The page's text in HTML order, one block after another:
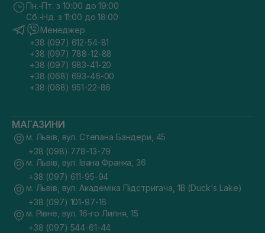
Пн.-Пт. з 10:00 до 19:00
Сб.-Нд. з 11:00 до 18:00
Менеджер
+38 (097) 612-54-81
+38 (097) 788-12-88
+38 (097) 983-41-20
+38 (068) 693-46-00
+38 (068) 951-22-86
МАГАЗИНИ
м. Львів, вул. Степана Бандери, 45
+38 (098) 778-13-79
м. Львів, вул. Івана Франка, 36
+38 (097) 611-95-94
м. Львів, вул. Академіка Підстригача, 1В (Duck's Lake)
+38 (097) 101-97-16
м. Рівне, вул. 16-го Липня, 15
+38 (097) 544-61-44